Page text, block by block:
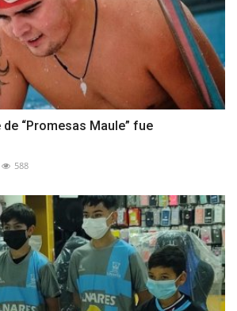
“Promesas Maule” fue
588